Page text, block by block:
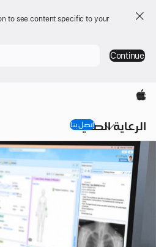
to see content specific to your
Continue
Apple‏
الرعاية الصحية
اتصل بنا
الرعاية
في
المستشفى
تكنولوجيا